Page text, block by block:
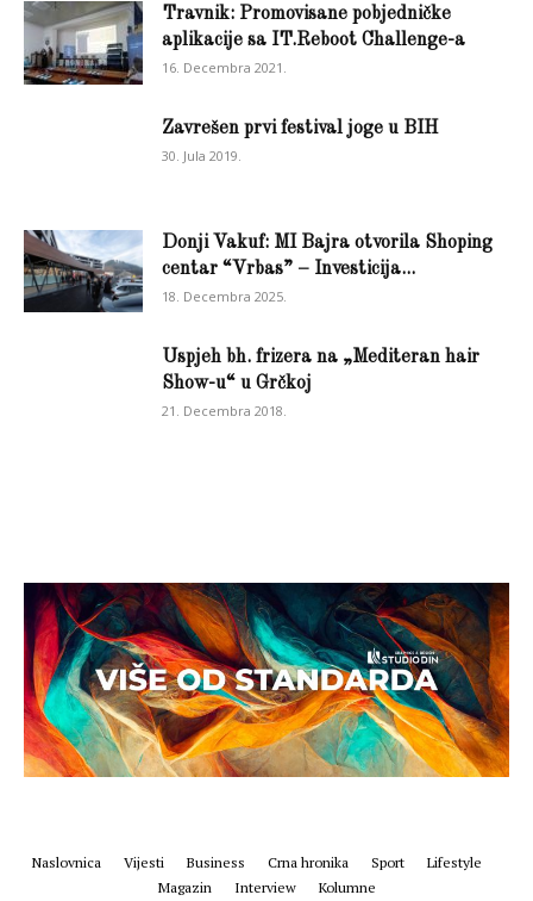
Travnik: Promovisane pobjedničke
aplikacije sa IT.Reboot Challenge-a
16. Decembra 2021.
Zavrešen prvi festival joge u BIH
30. Jula 2019.
Donji Vakuf: MI Bajra otvorila Shoping
centar “Vrbas” – Investicija...
18. Decembra 2025.
Uspjeh bh. frizera na „Mediteran hair
Show-u“ u Grčkoj
21. Decembra 2018.
Naslovnica Vijesti Business Crna hronika Sport
Lifestyle
Magazin
Interview Kolumne